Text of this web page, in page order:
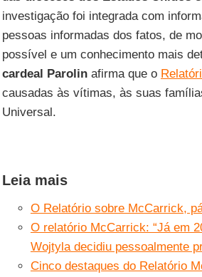
investigação foi integrada com
pessoas informadas dos fatos, de
possível e um conhecimento mais
cardeal Parolinafirma que o
causadas às vítimas, às suas
Universal.
Leia mais
O Relatório sobre McCarrick,
O relatório McCarrick: “Já em
Wojtyla decidiu pessoalmente
Cinco destaques do Relatório